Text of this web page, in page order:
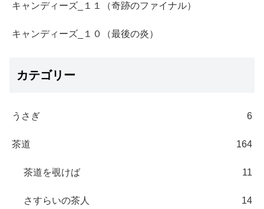
キャンディーズ_１１（奇跡のファイナル）
キャンディーズ_１０（最後の炎）
カテゴリー
うさぎ 6
茶道 164
茶道を覗けば 11
さすらいの茶人 14